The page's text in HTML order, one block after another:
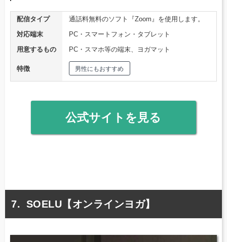
配信タイプ
通話料無料のソフト『Zoom』を使用します。
対応端末
PC・スマートフォン・タブレット
用意するもの
PC・スマホ等の端末、ヨガマット
特徴 男性にもおすすめ
公式サイトを見る
SOELU【オンラインヨガ】